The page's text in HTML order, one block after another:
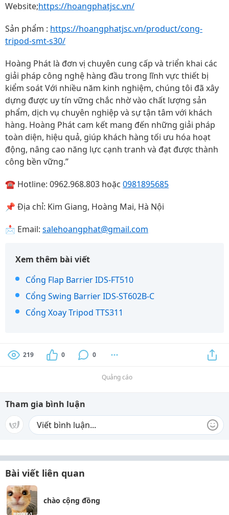
Website;https://hoangphatjsc.vn/
Sản phẩm : https://hoangphatjsc.vn/product/cong-
tripod-smt-s30/
Hoàng Phát là đơn vị chuyên cung cấp và triển khai các
giải pháp công nghệ hàng đầu trong lĩnh vực thiết bị
kiểm soát Với nhiều năm kinh nghiệm, chúng tôi đã xây
dựng được uy tín vững chắc nhờ vào chất lượng sản
phẩm, dịch vụ chuyên nghiệp và sự tận tâm với khách
hàng. Hoàng Phát cam kết mang đến những giải pháp
toàn diện, hiệu quả, giúp khách hàng tối ưu hóa hoạt
động, nâng cao năng lực cạnh tranh và đạt được thành
công bền vững.”
☎️ Hotline: 0962.968.803 hoặc 0981895685
📌 Địa chỉ: Kim Giang, Hoàng Mai, Hà Nội
📩 Email: salehoangphat@gmail.com
Xem thêm bài viết
Cổng Flap Barrier IDS-FT510
Cổng Swing Barrier IDS-ST602B-C
Cổng Xoay Tripod TTS311
219 0 0
Quảng cáo
Tham gia bình luận
Bài viết liên quan
chào cộng đồng